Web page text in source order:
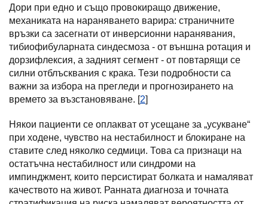
Дори при едно и също провокиращо движение,
механиката на нараняването варира: страничните
връзки са засегнати от инверсионни наранявания,
тибиофибуларната синдесмоза - от външна ротация и
дорзифлексия, а задният сегмент - от повтарящи се
силни отблъсквания с крака. Тези подробности са
важни за избора на прегледи и прогнозирането на
времето за възстановяване. [2]
Някои пациенти се оплакват от усещане за „усукване“
при ходене, чувство на нестабилност и блокиране на
ставите след няколко седмици. Това са признаци на
остатъчна нестабилност или синдроми на
импинджмент, които персистират болката и намаляват
качеството на живот. Ранната диагноза и точната